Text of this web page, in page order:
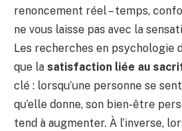
renoncement réel – temps,
ne vous laisse pas avec la
Les recherches en psychologie
que la satisfaction liée au
clé : lorsqu’une personne se
qu’elle donne, son bien-être
tend à augmenter. À l’inverse,